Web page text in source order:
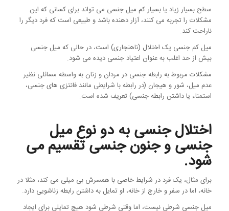
سطح بسیار زیاد یا بسیار کم میل جنسی می تواند برای کسانی که این
مشکلات را تجربه می کنند، آزار دهنده باشد و طبیعی است که فرد دیگر را
ناراحت کند.
میل کم جنسی یک اختلال (ناهنجاری) است، در حالی که میل جنسی
بیش از حد اغلب به عنوان اعتیاد جنسی دیده می شود.
مشکلات مربوط به رابطه جنسی در مردان و زنان به واسطه مسائلی نظیر
عدم میل، شور و هیجان (در رابطه با شرایطی مانند فانتزی های جنسی،
استمناء یا داشتن رابطه جنسی) تعریف شده است.
اختلال جنسی به دو نوع میل
جنسی و جنون جنسی تقسیم می
شود.
برای مثال، یک فرد در شرایط خاصی با همسرش بی میلی می کند، مثلا در
خانه، اما در سفر و خارج از خانه، او تمایل به داشتن رابطه زناشویی دارد.
میل جنسی شرطی نیست، اما وقتی شرطی شود هیچ تمایلی برای ایجاد